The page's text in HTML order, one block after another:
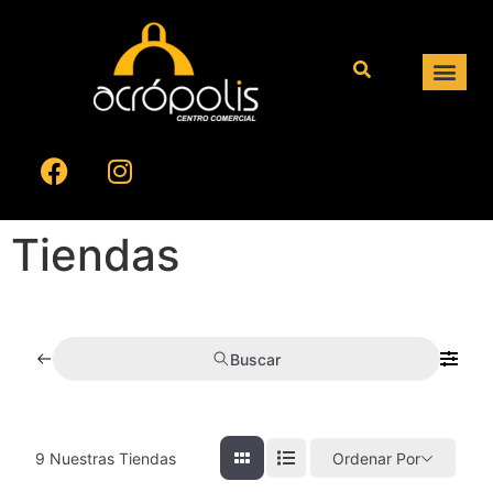
Tiendas
Buscar
9 Nuestras Tiendas Ordenar Por